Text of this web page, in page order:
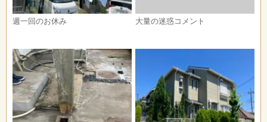
週一回のお休み 大量の迷惑コメント